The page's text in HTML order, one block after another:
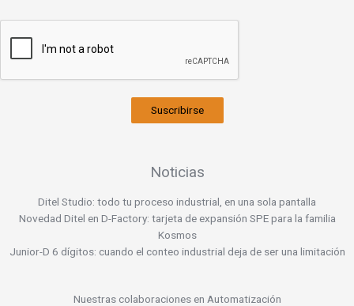
Suscribirse
Noticias
Ditel Studio: todo tu proceso industrial, en una sola pantalla
Novedad Ditel en D-Factory: tarjeta de expansión SPE para la familia
Kosmos
Junior-D 6 dígitos: cuando el conteo industrial deja de ser una limitación
Nuestras colaboraciones en Automatización